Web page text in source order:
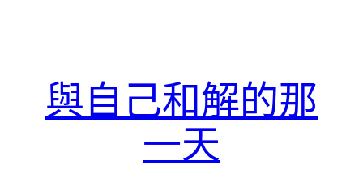
與自己和解的那
一天